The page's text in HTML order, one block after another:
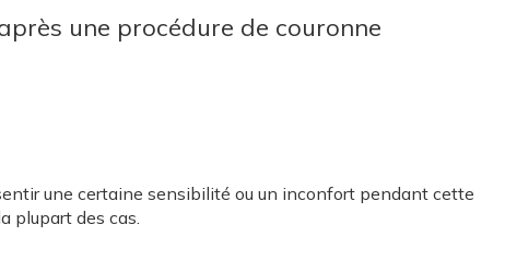
une procédure de couronne
une certaine sensibilité ou un inconfort pendant cette
plupart des cas.